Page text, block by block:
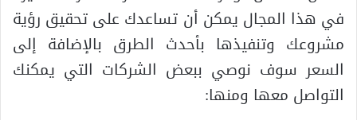
في هذا المجال يمكن أن تساعدك على تحقيق رؤية
مشروعك وتنفيذها بأحدث الطرق بالإضافة إلى
السعر سوف نوصي ببعض الشركات التي يمكنك
التواصل معها ومنها: